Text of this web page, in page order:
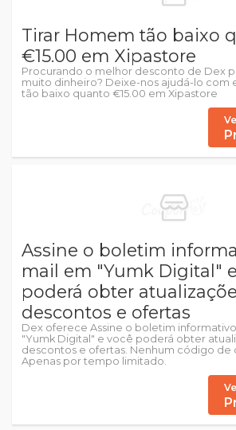
Tirar Homem tão baixo
€15.00 em Xipastore
Procurando o melhor desconto de Dex
muito dinheiro? Deixe-nos ajudá-lo com
tão baixo quanto €15.00 em Xipastore
Assine o boletim
mail em "Yumk Digital"
poderá obter
descontos e ofertas
Dex oferece Assine o boletim
"Yumk Digital" e você poderá obter
descontos e ofertas. Nenhum código de
Apenas por tempo limitado.